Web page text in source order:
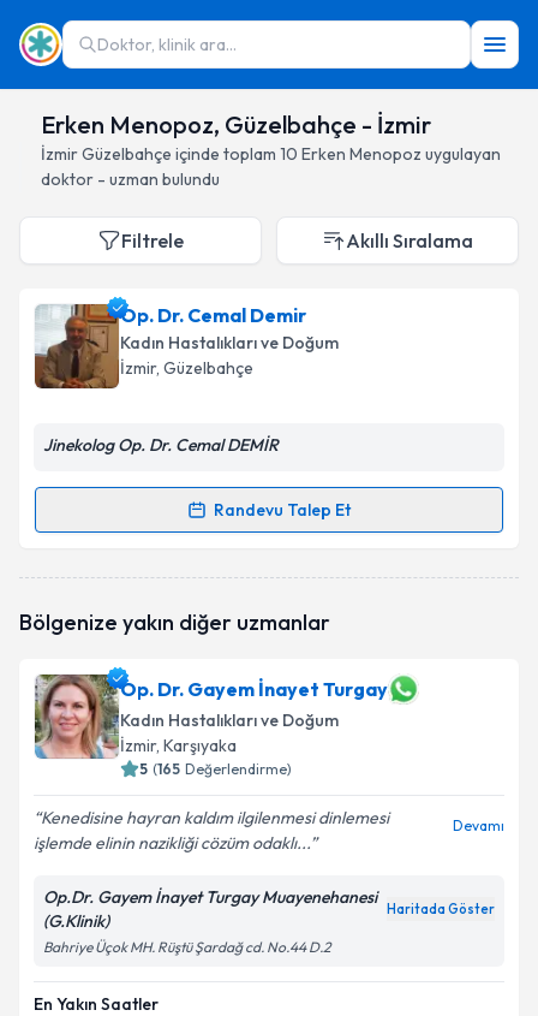
Doktor, klinik ara...
Erken Menopoz, Güzelbahçe - İzmir
İzmirGüzelbahçe içinde toplam 10 Erken Menopoz uygulayan
doktor - uzman bulundu
Filtrele Akıllı Sıralama
Op. Dr. Cemal Demir
Kadın Hastalıkları ve Doğum
İzmir, Güzelbahçe
Jinekolog Op. Dr. Cemal DEMİR
Randevu Talep Et
Randevu Takvimi Talebi
oluşturun. Size bu uzmandan randevu almanız için bir
E-posta Adresiniz
Kişisel verilerimin işlenmesine ilişkinAydınlatma
Metni'ni okudum ve kişisel verilerimin belirtilen
Takvim Talebini Gönder
Bölgenize yakın diğer uzmanlar
Op. Dr. Gayem İnayet Turgay
Kadın Hastalıkları ve Doğum
İzmir, Karşıyaka
5 (165 Değerlendirme)
Kenedisine hayran kaldım ilgilenmesi dinlemesi
işlemde elinin nazikliği cözüm odaklı...
Devamı
Op.Dr. Gayem İnayet Turgay Muayenehanesi
(G.Klinik)
Haritada Göster
Bahriye Üçok MH. Rüştü Şardağ cd. No.44 D.2
En Yakın Saatler